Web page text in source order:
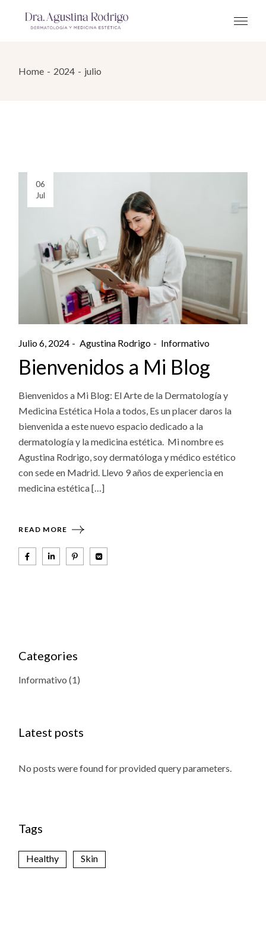
Home 2024 julio
06
Jul
Julio 6, 2024 Agustina Rodrigo Informativo
Bienvenidos a Mi Blog
Bienvenidos a Mi Blog: El Arte de la Dermatología y
Medicina Estética Hola a todos, Es un placer daros la
bienvenida a este nuevo espacio dedicado a la
dermatología y la medicina estética. Mi nombre es
Agustina Rodrigo, soy dermatóloga y médico estético
con sede en Madrid. Llevo 9 años de experiencia en
medicina estética […]
READ MORE
Categories
Informativo (1)
Latest posts
No posts were found for provided query parameters.
Tags
Healthy Skin